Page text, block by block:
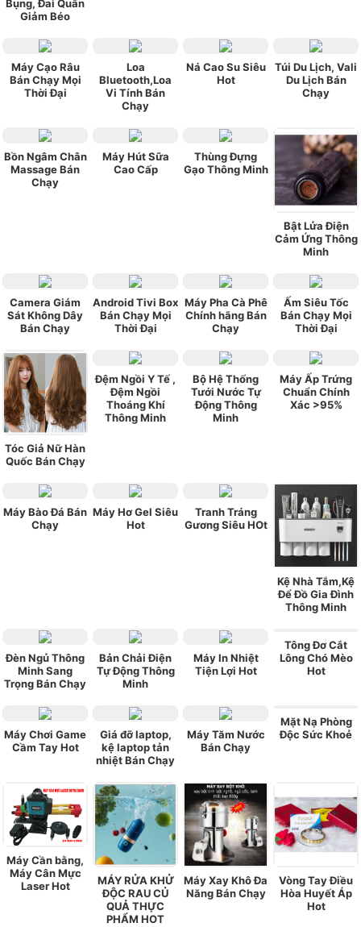
Bụng, Đai Quấn
Giảm Béo
Máy Cạo Râu
Bán Chạy Mọi
Thời Đại
Loa
Bluetooth,Loa
Vi Tính Bán
Chạy
Ná Cao Su Siêu
Hot
Túi Du Lịch, Vali
Du Lịch Bán
Chạy
Bồn Ngâm Chân
Massage Bán
Chạy
Máy Hút Sữa
Cao Cấp
Thùng Đựng
Gạo Thông Minh
Bật Lửa Điện
Cảm Ứng Thông
Minh
Camera Giám
Sát Không Dây
Bán Chạy
Android Tivi Box
Bán Chạy Mọi
Thời Đại
Máy Pha Cà Phê
Chính hãng Bán
Chạy
Ấm Siêu Tốc
Bán Chạy Mọi
Thời Đại
Tóc Giả Nữ Hàn
Quốc Bán Chạy
Đệm Ngồi Y Tế ,
Đệm Ngồi
Thoáng Khí
Thông Minh
Bộ Hệ Thống
Tưới Nước Tự
Động Thông
Minh
Máy Ấp Trứng
Chuẩn Chính
Xác >95%
Máy Bào Đá Bán
Chạy
Máy Hơ Gel Siêu
Hot
Tranh Tráng
Gương Siêu HOt
Kệ Nhà Tắm,Kệ
Để Đồ Gia Đình
Thông Minh
Đèn Ngủ Thông
Minh Sang
Trọng Bán Chạy
Bản Chải Điện
Tự Động Thông
Minh
Máy In Nhiệt
Tiện Lợi Hot
Tông Đơ Cắt
Lông Chó Mèo
Hot
Máy Chơi Game
Cầm Tay Hot
Giá đỡ laptop,
kệ laptop tản
nhiệt Bán Chạy
Máy Tăm Nước
Bán Chạy
Mặt Nạ Phòng
Độc Sức Khoẻ
Máy Cần bằng,
Máy Cân Mực
Laser Hot
MÁY RỬA KHỬ
ĐỘC RAU CỦ
QUẢ THỰC
PHẨM HOT
Máy Xay Khô Đa
Năng Bán Chạy
Vòng Tay Điều
Hòa Huyết Áp
Hot